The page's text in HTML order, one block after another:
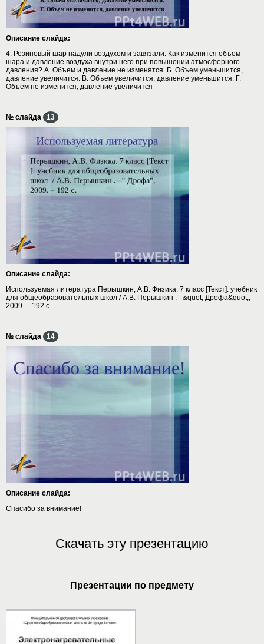
Описание слайда:
4. Резиновый шар надули воздухом и завязали. Как изменится объем
шара и давление воздуха внутри него при повышении атмосферного
давления? А. Объем и давление не изменятся. Б. Объем уменьшится,
давление увеличится. В. Объем увеличится, давление уменьшится. Г.
Объем не изменится, давление увеличится
№ слайда 13
Описание слайда:
Используемая литература Перышкин, А.В. Физика. 7 класс [Текст]: учебник
для общеобразовательных школ / А.В. Перышкин . –&quot; Дрофа&quot;,
2009. – 192 с.
№ слайда 14
Описание слайда:
Спасибо за внимание!
Скачать эту презентацию
Презентации по предмету